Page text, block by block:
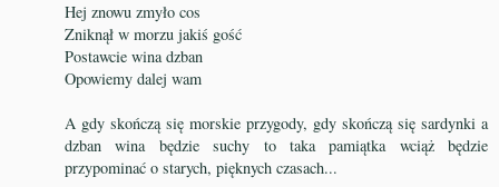
Hej znowu zmyło cos
Zniknął w morzu jakiś gość
Postawcie wina dzban
Opowiemy dalej wam
A gdy skończą się morskie przygody, gdy skończą się sardynki a
dzban wina będzie suchy to taka pamiątka wciąż będzie
przypominać o starych, pięknych czasach...